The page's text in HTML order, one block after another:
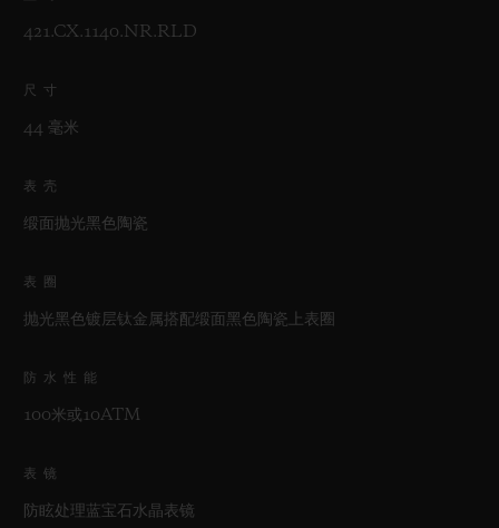
421.CX.1140.NR.RLD
尺寸
44 毫米
表壳
缎面抛光黑色陶瓷
表圈
抛光黑色镀层钛金属搭配缎面黑色陶瓷上表圈
防水性能
100米或10ATM
表镜
防眩处理蓝宝石水晶表镜